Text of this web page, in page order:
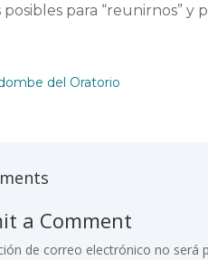
posibles para “reunirnos”
del Oratorio
a Comment
de correo electrónico no será